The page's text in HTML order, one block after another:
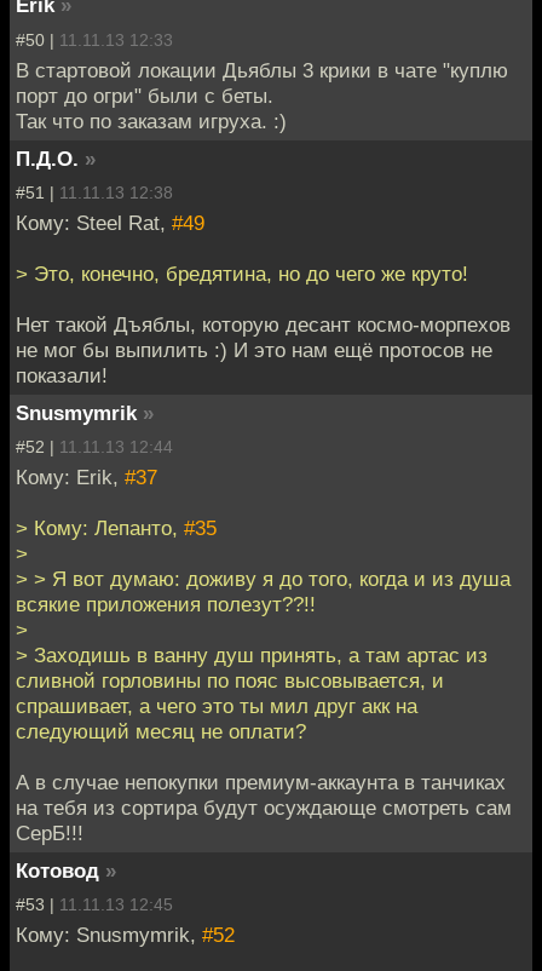
Erik »
#50 | 11.11.13 12:33
В стартовой локации Дьяблы 3 крики в чате "куплю
порт до огри" были с беты.
Так что по заказам игруха. :)
П.Д.О. »
#51 | 11.11.13 12:38
Кому: Steel Rat, #49
> Это, конечно, бредятина, но до чего же круто!
Нет такой Дъяблы, которую десант космо-морпехов
не мог бы выпилить :) И это нам ещё протосов не
показали!
Snusmymrik »
#52 | 11.11.13 12:44
Кому: Erik, #37
> Кому: Лепанто, #35
>
> > Я вот думаю: доживу я до того, когда и из душа
всякие приложения полезут??!!
>
> Заходишь в ванну душ принять, а там артас из
сливной горловины по пояс высовывается, и
спрашивает, а чего это ты мил друг акк на
следующий месяц не оплати?
А в случае непокупки премиум-аккаунта в танчиках
на тебя из сортира будут осуждающе смотреть сам
СерБ!!!
Котовод »
#53 | 11.11.13 12:45
Кому: Snusmymrik, #52